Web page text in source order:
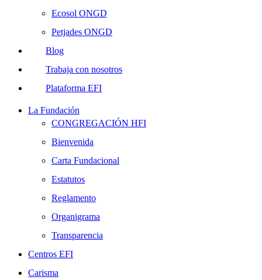
Ecosol ONGD
Petjades ONGD
Blog
Trabaja con nosotros
Plataforma EFI
La Fundación
CONGREGACIÓN HFI
Bienvenida
Carta Fundacional
Estatutos
Reglamento
Organigrama
Transparencia
Centros EFI
Carisma